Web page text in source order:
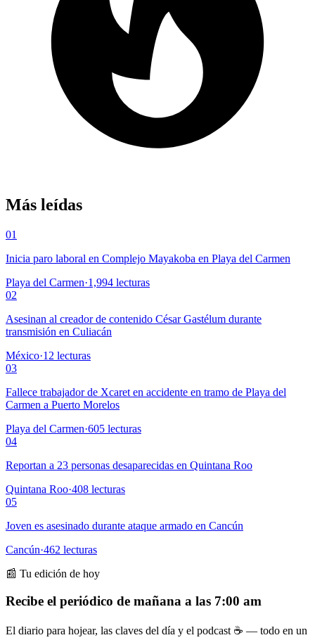
Más leídas
01
Inicia paro laboral en Complejo Mayakoba en Playa del Carmen
Playa del Carmen·1,994 lecturas
02
Asesinan al creador de contenido César Gastélum durante
transmisión en Culiacán
México·12 lecturas
03
Fallece trabajador de Xcaret en accidente en tramo de Playa del
Carmen a Puerto Morelos
Playa del Carmen·605 lecturas
04
Reportan a 23 personas desaparecidas en Quintana Roo
Quintana Roo·408 lecturas
05
Joven es asesinado durante ataque armado en Cancún
Cancún·462 lecturas
📰 Tu edición de hoy
Recibe el periódico de mañana a las 7:00 am
El diario para hojear, las claves del día y el podcast ☕ — todo en un